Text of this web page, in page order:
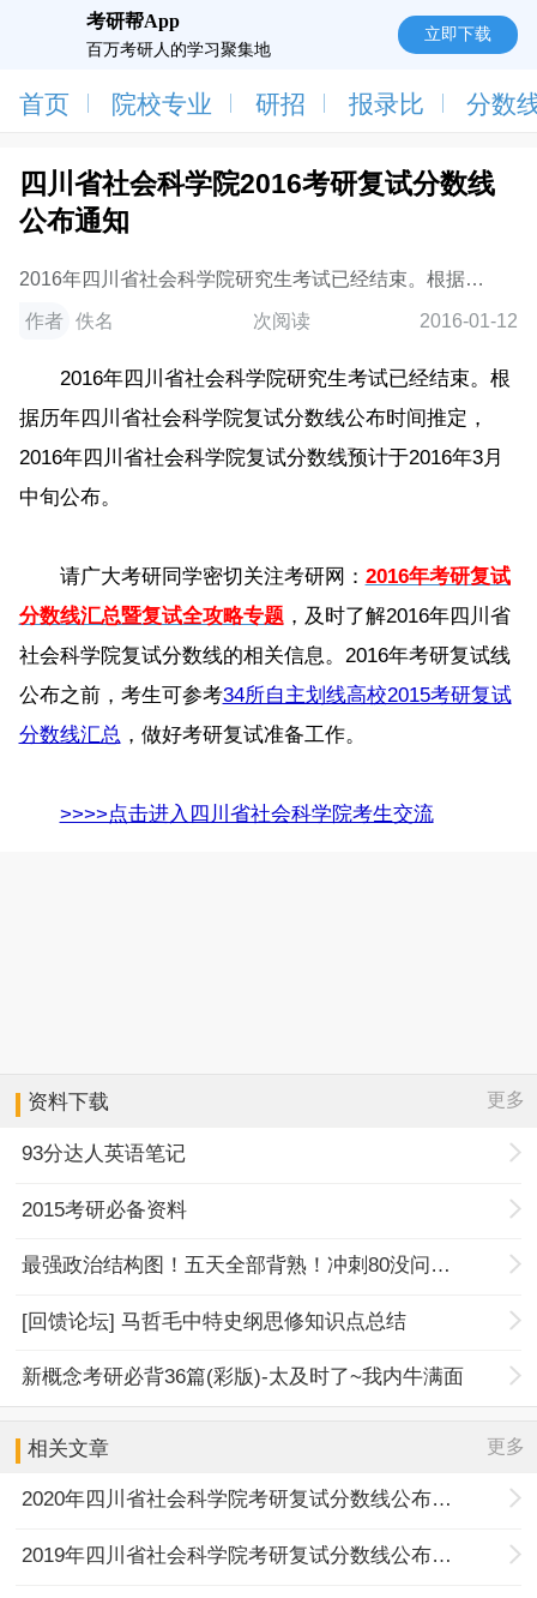
考研帮App
百万考研人的学习聚集地
立即下载
首页 院校专业 研招 报录比 分数
四川省社会科学院2016考研复试分数线
公布通知
2016年四川省社会科学院研究生考试已经结束。根据历
年四川省社会科学院复试分数线公布时间推定，2016年
四川省社会科学院复试分数线预计于2016年3月
作者 佚名 次阅读 2016-01-12
2016年四川省社会科学院研究生考试已经结束。根
据历年四川省社会科学院复试分数线公布时间推定，
2016年四川省社会科学院复试分数线预计于2016年3月
中旬公布。
请广大考研同学密切关注考研网： 2016年考研复试
分数线汇总暨复试全攻略专题，及时了解2016年四川省
社会科学院复试分数线的相关信息。2016年考研复试线
公布之前，考生可参考34所自主划线高校2015考研复试
分数线汇总 ，做好考研复试准备工作。
>>>>点击进入四川省社会科学院考生交流
资料下载 更多
93分达人英语笔记
2015考研必备资料
最强政治结构图！五天全部背熟！冲刺80没问题！
[回馈论坛] 马哲毛中特史纲思修知识点总结
新概念考研必背36篇(彩版)-太及时了~我内牛满面
相关文章 更多
2020年四川省社会科学院考研复试分数线公布通知
2019年四川省社会科学院考研复试分数线公布通知